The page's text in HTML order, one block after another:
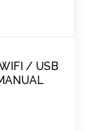
/ USB